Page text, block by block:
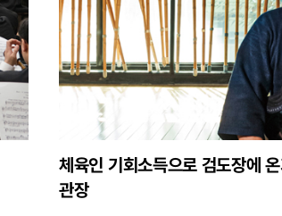
손정은 행궁치올라 대표 SOS현
공간 대성공!